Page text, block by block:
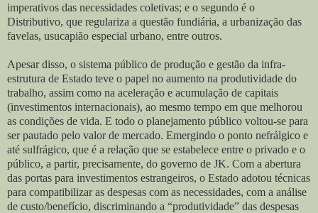
imperativos das necessidades coletivas; e o segundo é o
Distributivo, que regulariza a questão fundiária, a urbanização das
favelas, usucapião especial urbano, entre outros.
Apesar disso, o sistema público de produção e gestão da infra-
estrutura de Estado teve o papel no aumento na produtividade do
trabalho, assim como na aceleração e acumulação de capitais
(investimentos internacionais), ao mesmo tempo em que melhorou
as condições de vida. E todo o planejamento público voltou-se para
ser pautado pelo valor de mercado. Emergindo o ponto nefrálgico e
até sulfrágico, que é a relação que se estabelece entre o privado e o
público, a partir, precisamente, do governo de JK. Com a abertura
das portas para investimentos estrangeiros, o Estado adotou técnicas
para compatibilizar as despesas com as necessidades, com a análise
de custo/benefício, discriminando a “produtividade” das despesas